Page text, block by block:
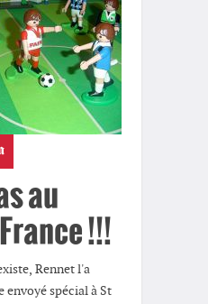
au
!!!
Rennet l'a
spécial à St